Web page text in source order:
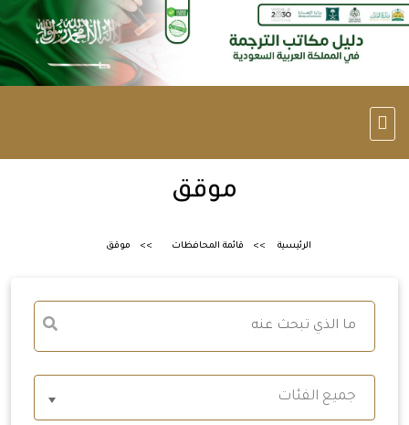
موقق
الرئيسية قائمة المحافظات موقق
جميع الفئات